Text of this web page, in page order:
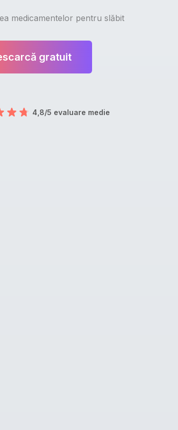
medicamentelor pentru slăbit
gratuit
4,8/5 evaluare medie